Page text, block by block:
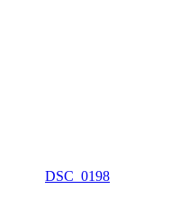
DSC_0198